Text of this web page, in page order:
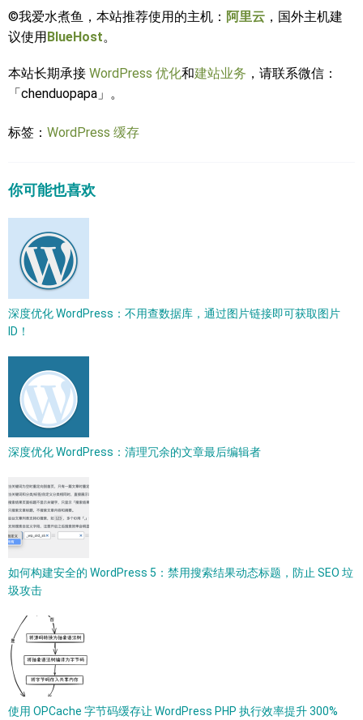
©我爱水煮鱼，本站推荐使用的主机： 阿里云 ，国外主机建
议使用 BlueHost。
本站长期承接 WordPress 优化和建站业务 ，请联系微信：
「chenduopapa」。
标签： WordPress 缓存
你可能也喜欢
深度优化 WordPress：不用查数据库，通过图片链接即可获取图片
ID！
深度优化 WordPress：清理冗余的文章最后编辑者
如何构建安全的 WordPress 5：禁用搜索结果动态标题，防止 SEO 垃
圾攻击
使用 OPCache 字节码缓存让 WordPress PHP 执行效率提升 300%